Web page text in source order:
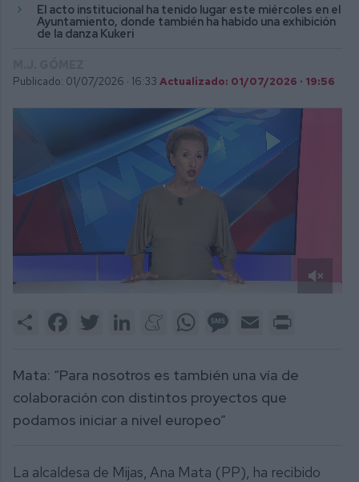
El acto institucional ha tenido lugar este miércoles en el
Ayuntamiento, donde también ha habido una exhibición
de la danza Kukeri
Publicado: 01/07/2026 · 16:33 Actualizado: 01/07/2026 · 19:56
3
Share FacebookTwitter LinkedInMeneameWhatsAppMessage
Email
Mata: “Para nosotros es también una vía de
colaboración con distintos proyectos que
podamos iniciar a nivel europeo”
La alcaldesa de Mijas, Ana Mata (PP), ha recibido